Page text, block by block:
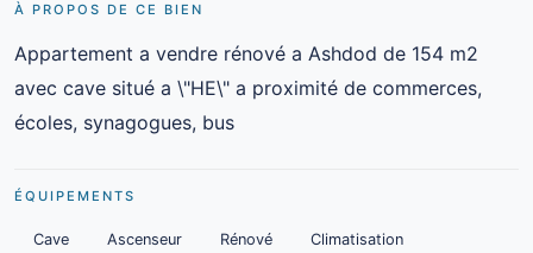
À PROPOS DE CE BIEN
Appartement a vendre rénové a Ashdod de 154 m2
avec cave situé a \"HE\" a proximité de commerces,
écoles, synagogues, bus
ÉQUIPEMENTS
Cave Ascenseur Rénové
Climatisation